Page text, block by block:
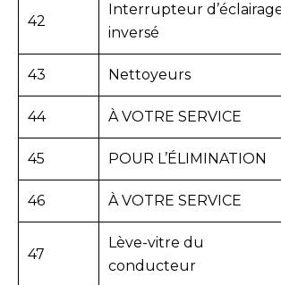
42
Interrupteur
inversé
43 Nettoyeurs
44 À VOTRE SERVICE
45 POUR L’ÉLIMINATION
46 À VOTRE SERVICE
47
Lève-vitre du
conducteur